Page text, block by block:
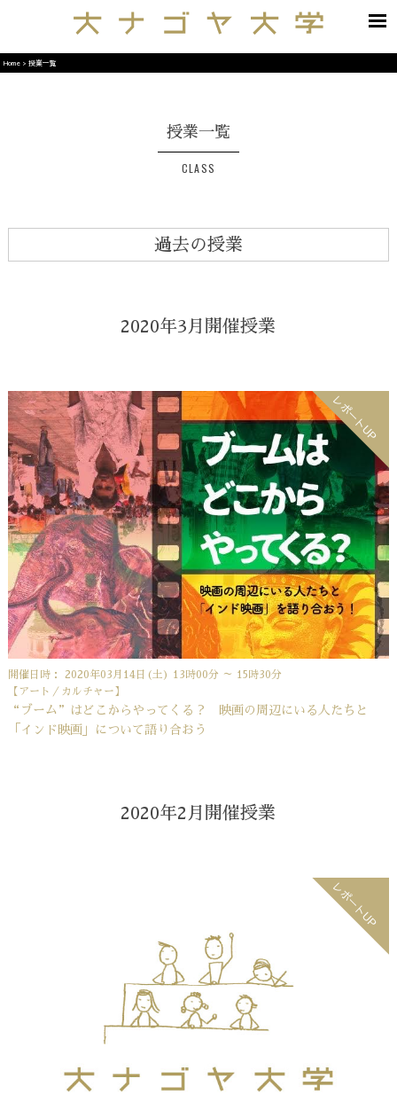
Home >授業一覧
授業一覧
CLASS
過去の授業
2020年3月開催授業
レポートUP
開催日時： 2020年03月14日(土) 13時00分 ～ 15時30分
【アート／カルチャー】
“ブーム”はどこからやってくる？ 映画の周辺にいる人たちと
「インド映画」について語り合おう
2020年2月開催授業
レポートUP